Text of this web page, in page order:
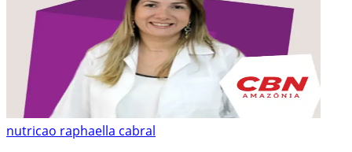
nutricao raphaella cabral